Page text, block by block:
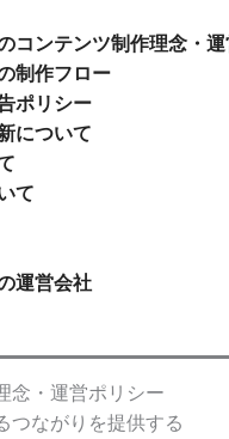
コンテンツ制作理念・
制作フロー
ポリシー
について
て
運営会社
念・運営ポリシー
つながりを提供する